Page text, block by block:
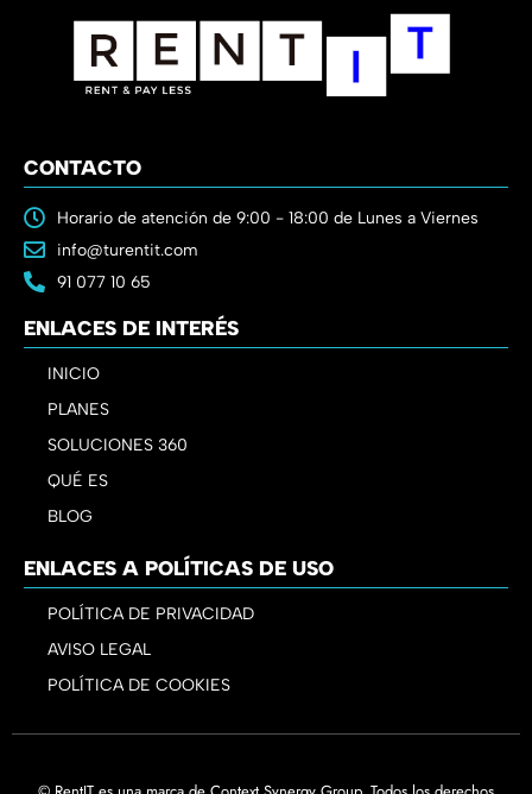
CONTACTO
Horario de atención de 9:00 - 18:00 de Lunes a Viernes
info@turentit.com
91 077 10 65
ENLACES DE INTERÉS
INICIO
PLANES
SOLUCIONES 360
QUÉ ES
BLOG
ENLACES A POLÍTICAS DE USO
POLÍTICA DE PRIVACIDAD
AVISO LEGAL
POLÍTICA DE COOKIES